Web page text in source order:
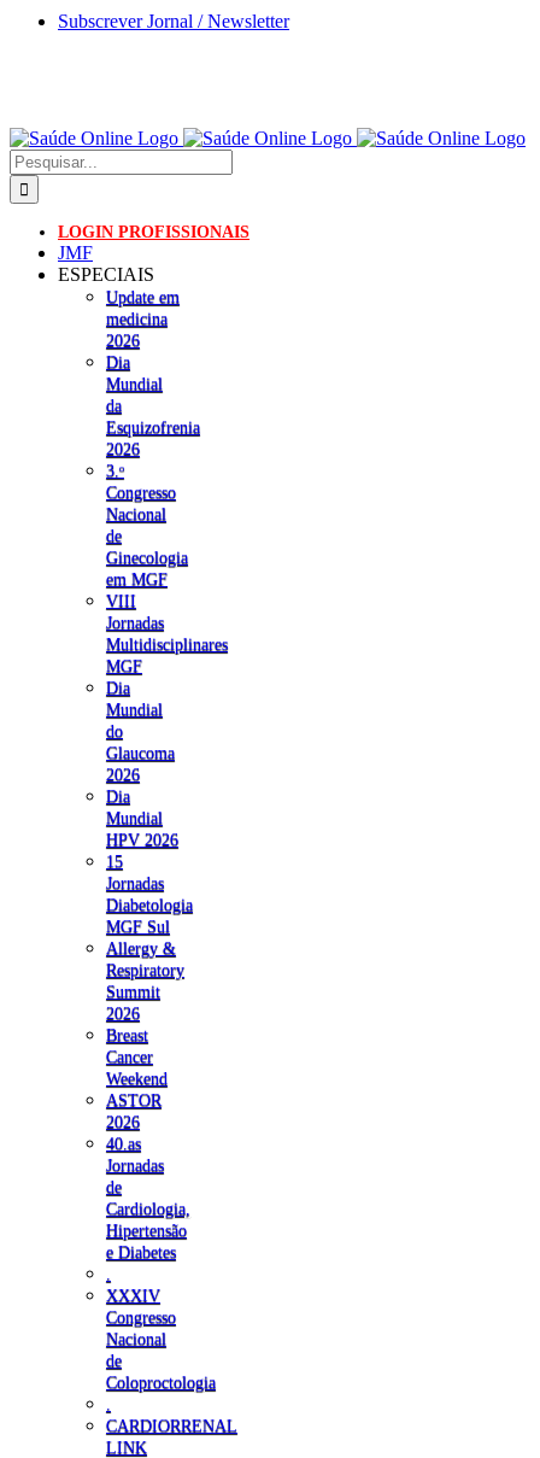
Skip
Subscrever Jornal / Newsletter
Pesquisar
LOGIN PROFISSIONAIS
JMF
ESPECIAIS
Update em
medicina
2026
Dia
Mundial
da
Esquizofrenia
2026
3.ᵒ
Congresso
Nacional
de
Ginecologia
em MGF
VIII
Jornadas
Multidisciplinares
MGF
Dia
Mundial
do
Glaucoma
2026
Dia
Mundial
HPV 2026
15
Jornadas
Diabetologia
MGF Sul
Allergy &
Respiratory
Summit
2026
Breast
Cancer
Weekend
ASTOR
2026
40.as
Jornadas
de
Cardiologia,
Hipertensão
e Diabetes
XXXIV
Congresso
Nacional
de
Coloproctologia
CARDIORRENAL
LINK